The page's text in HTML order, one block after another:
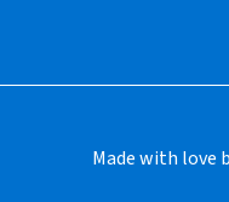
Made with love